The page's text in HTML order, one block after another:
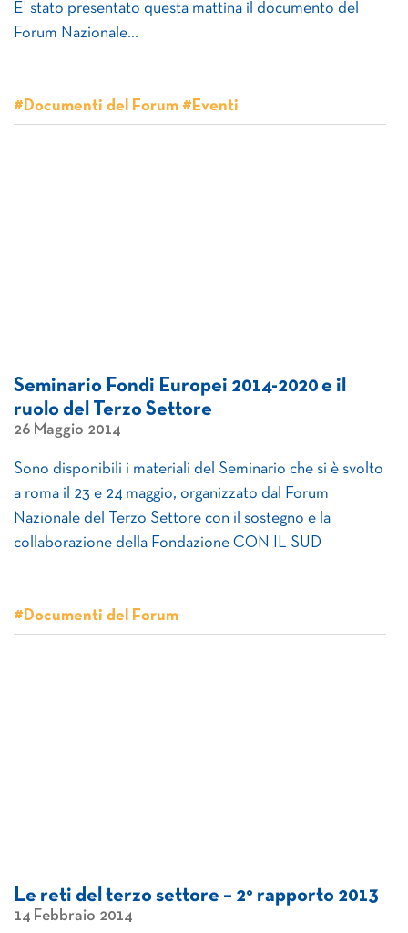
E’ stato presentato questa mattina il documento del
Forum Nazionale…
#Documenti del Forum #Eventi
Seminario Fondi Europei 2014-2020 e il
ruolo del Terzo Settore
26 Maggio 2014
Sono disponibili i materiali del Seminario che si è svolto
a roma il 23 e 24 maggio, organizzato dal Forum
Nazionale del Terzo Settore con il sostegno e la
collaborazione della Fondazione CON IL SUD
#Documenti del Forum
Le reti del terzo settore – 2° rapporto 2013
14 Febbraio 2014